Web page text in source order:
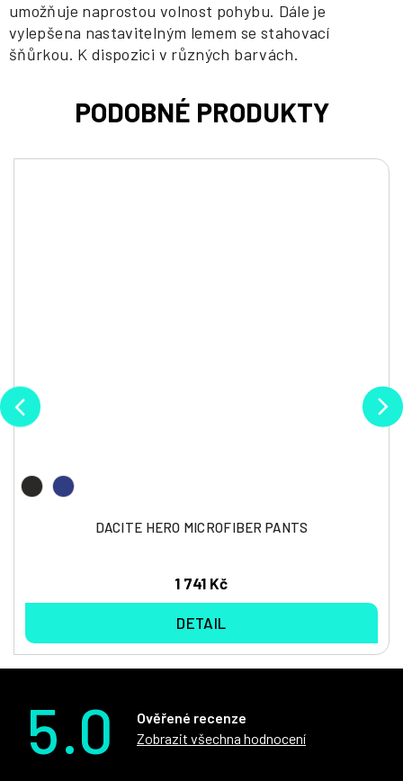
umožňuje naprostou volnost pohybu. Dále je
vylepšena nastavitelným lemem se stahovací
šňůrkou. K dispozici v různých barvách.
DACITE HERO MICROFIBER PANTS
1 741 Kč
DETAIL
5.0
Ověřené recenze
Zobrazit všechna hodnocení